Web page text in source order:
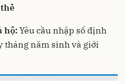
hộ:Yêu cầu nhập số định
tháng năm sinh và giới